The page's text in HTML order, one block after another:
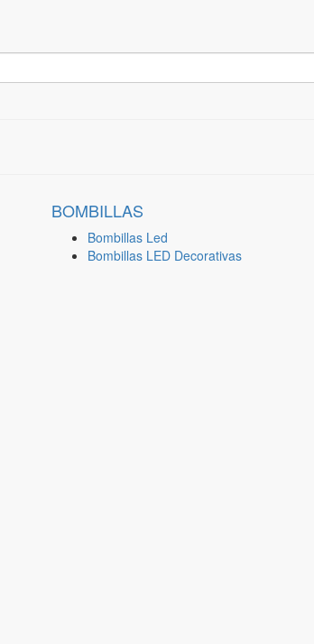
BOMBILLAS
Bombillas Led
Bombillas LED Decorativas